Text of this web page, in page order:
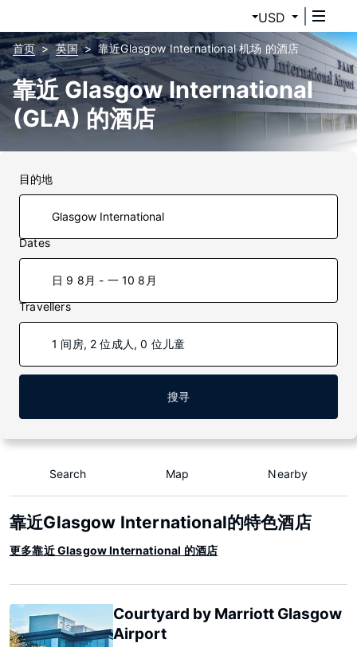
USD
首页 英国 靠近Glasgow International 机场 的酒店
靠近 Glasgow International
(GLA) 的酒店
目的地
Dates
日 9 8月 - 一 10 8月
Travellers
1 间房, 2 位成人, 0 位儿童
搜寻
Search Map Nearby
靠近Glasgow International的特色酒店
更多靠近 Glasgow International 的酒店
Courtyard by Marriott Glasgow
Airport